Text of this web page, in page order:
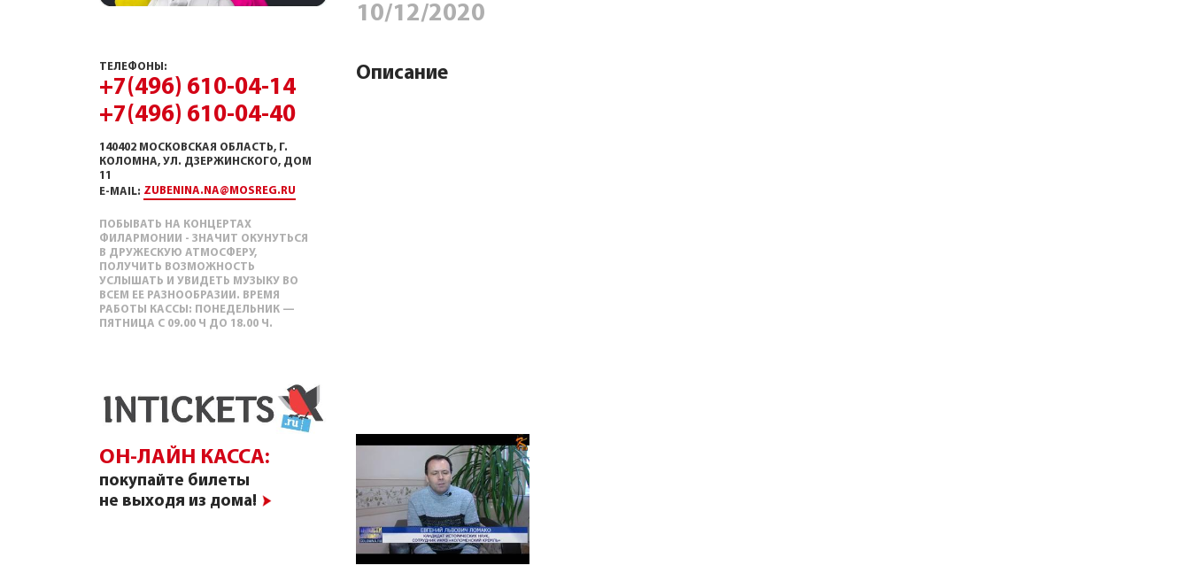
10/12/2020
Описание
ТЕЛЕФОНЫ:
+7(496) 610-04-14
+7(496) 610-04-40
140402 МОСКОВСКАЯ ОБЛАСТЬ, Г.
КОЛОМНА, УЛ. ДЗЕРЖИНСКОГО, ДОМ
11
E-MAIL: ZUBENINA.NA@MOSREG.RU
ПОБЫВАТЬ НА КОНЦЕРТАХ
ФИЛАРМОНИИ - ЗНАЧИТ ОКУНУТЬСЯ
В ДРУЖЕСКУЮ АТМОСФЕРУ,
ПОЛУЧИТЬ ВОЗМОЖНОСТЬ
УСЛЫШАТЬ И УВИДЕТЬ МУЗЫКУ ВО
ВСЕМ ЕЕ РАЗНООБРАЗИИ. ВРЕМЯ
РАБОТЫ КАССЫ: ПОНЕДЕЛЬНИК —
ПЯТНИЦА С 09.00 Ч ДО 18.00 Ч.
ОН-ЛАЙН КАССА:
покупайте билеты
не выходя из дома!